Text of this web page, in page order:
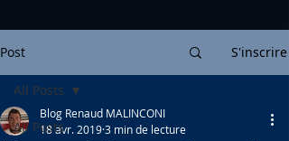
Post S'inscrire
All Posts
All Posts
Blog Renaud MALINCONI
18 avr. 20193 min de lecture